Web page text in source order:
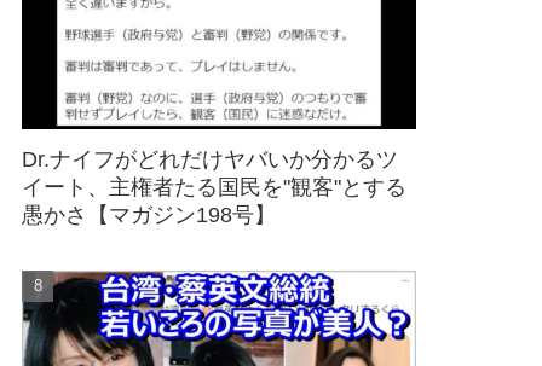
Dr.ナイフがどれだけヤバいか分かるツ
イート、主権者たる国民を"観客"とする
愚かさ【マガジン198号】